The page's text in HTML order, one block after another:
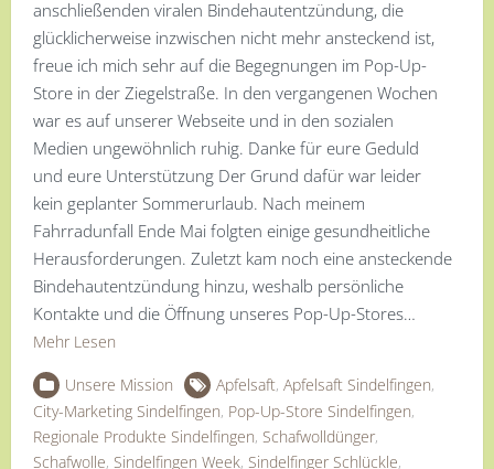
anschließenden viralen Bindehautentzündung, die
glücklicherweise inzwischen nicht mehr ansteckend ist,
freue ich mich sehr auf die Begegnungen im Pop-Up-
Store in der Ziegelstraße. In den vergangenen Wochen
war es auf unserer Webseite und in den sozialen
Medien ungewöhnlich ruhig. Danke für eure Geduld
und eure Unterstützung Der Grund dafür war leider
kein geplanter Sommerurlaub. Nach meinem
Fahrradunfall Ende Mai folgten einige gesundheitliche
Herausforderungen. Zuletzt kam noch eine ansteckende
Bindehautentzündung hinzu, weshalb persönliche
Kontakte und die Öffnung unseres Pop-Up-Stores…
Mehr Lesen
Unsere Mission Apfelsaft, Apfelsaft Sindelfingen,
City-Marketing Sindelfingen, Pop-Up-Store Sindelfingen,
Regionale Produkte Sindelfingen, Schafwolldünger,
Schafwolle, Sindelfingen Week, Sindelfinger Schlückle,